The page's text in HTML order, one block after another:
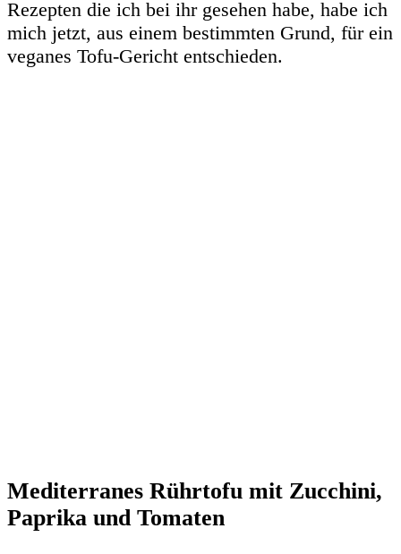
Rezepten die ich bei ihr gesehen habe, habe ich
mich jetzt, aus einem bestimmten Grund, für ein
veganes Tofu-Gericht entschieden.
Mediterranes Rührtofu mit Zucchini,
Paprika und Tomaten